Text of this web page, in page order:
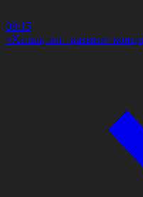
08:15
«Халық әні - қазына»